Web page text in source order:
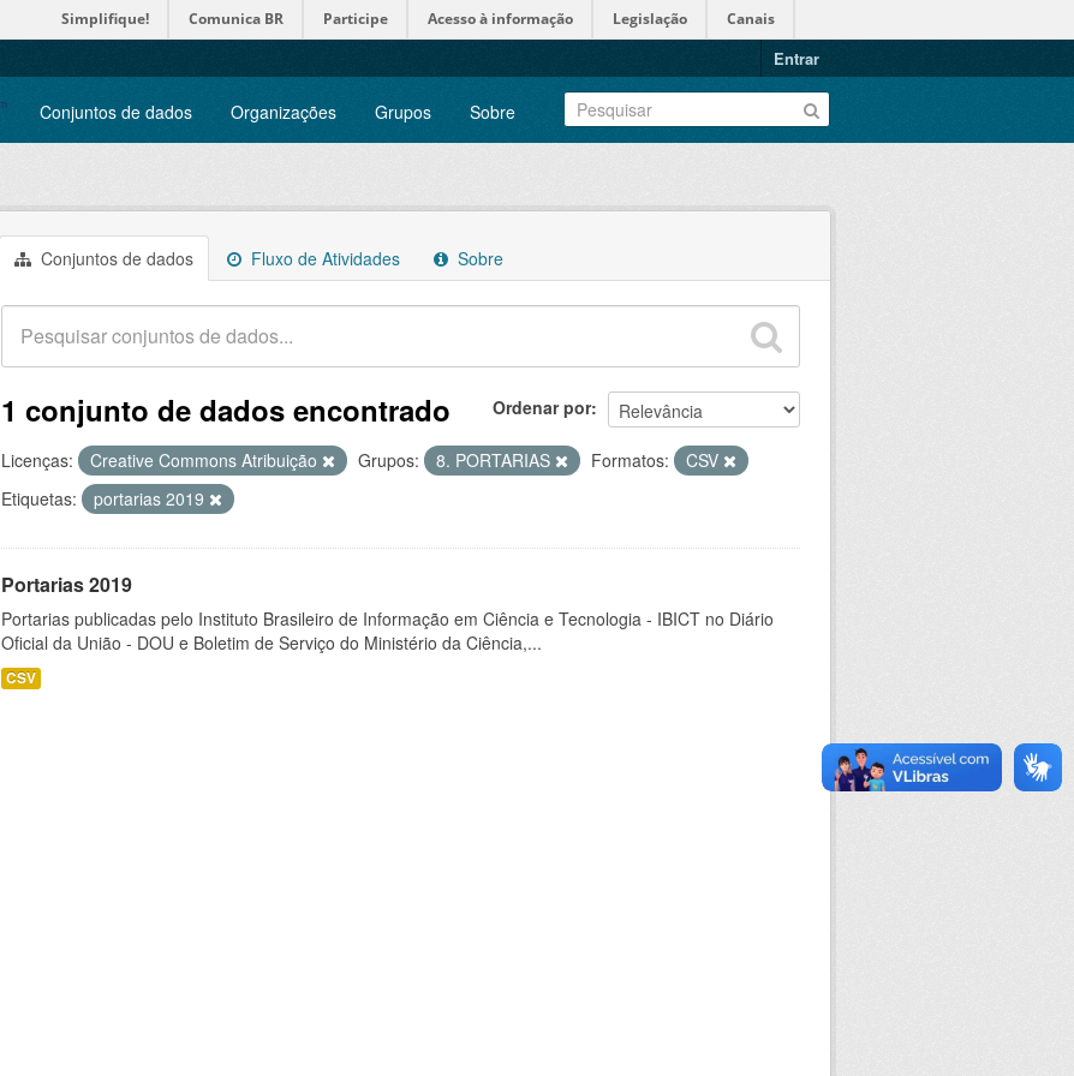
Simplifique! Comunica BR Participe Acesso à informação Legislação Canais
Entrar
Conjuntos de dados Organizações Grupos Sobre
Conjuntos de dados Fluxo de Atividades Sobre
Ordenar por
1 conjunto de dados encontrado
Licenças: Creative Commons Atribuição Grupos: 8. PORTARIAS Formatos:
CSV
Etiquetas:
portarias 2019
Portarias 2019
Portarias publicadas pelo Instituto Brasileiro de Informação em Ciência e Tecnologia - IBICT no Diário
Oficial da União - DOU e Boletim de Serviço do Ministério da Ciência,...
CSV